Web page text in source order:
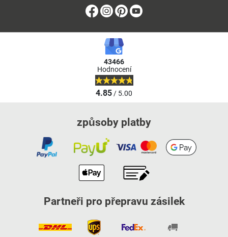
Facebook
Instagram
Pinterest
43466
Hodnocení
4.85/ 5.00
způsoby platby
Partneři pro přepravu zásilek